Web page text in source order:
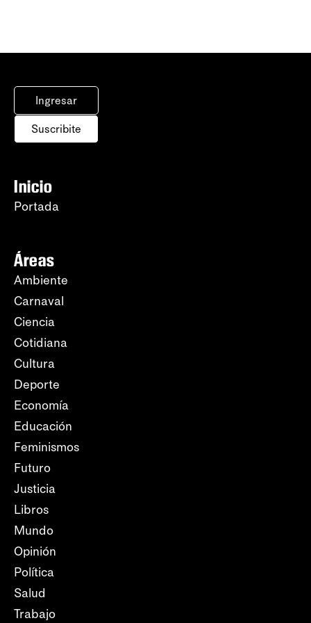
Ingresar
Suscribite
Inicio
Portada
Áreas
Ambiente
Carnaval
Ciencia
Cotidiana
Cultura
Deporte
Economía
Educación
Feminismos
Futuro
Justicia
Libros
Mundo
Opinión
Política
Salud
Trabajo